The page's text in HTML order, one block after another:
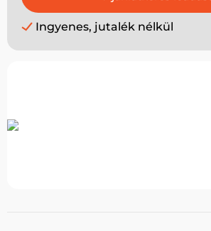
Ingyenes, jutalék nélkül